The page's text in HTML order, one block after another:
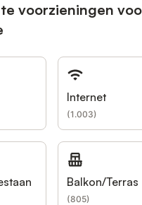
voorzieningen
Internet
(1.003)
Balkon/Terras
(805)